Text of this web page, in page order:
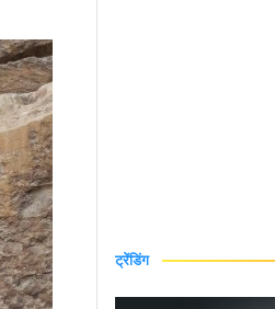
ट्रेंडिंग